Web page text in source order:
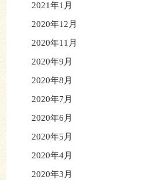
2021年1月
2020年12月
2020年11月
2020年9月
2020年8月
2020年7月
2020年6月
2020年5月
2020年4月
2020年3月